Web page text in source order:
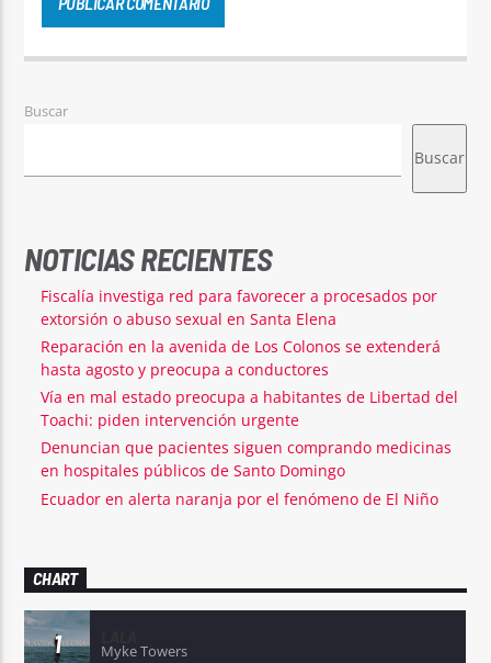
Buscar
Buscar
NOTICIAS RECIENTES
Fiscalía investiga red para favorecer a procesados por
extorsión o abuso sexual en Santa Elena
Reparación en la avenida de Los Colonos se extenderá
hasta agosto y preocupa a conductores
Vía en mal estado preocupa a habitantes de Libertad del
Toachi: piden intervención urgente
Denuncian que pacientes siguen comprando medicinas
en hospitales públicos de Santo Domingo
Ecuador en alerta naranja por el fenómeno de El Niño
CHART
1 Myke Towers